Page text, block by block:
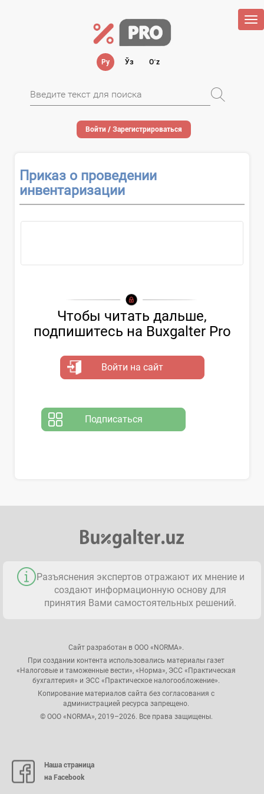
Ру Ўз Oʻz
Войти / Зарегистрироваться
Приказ о проведении
инвентаризации
Чтобы читать дальше,
подпишитесь на Buxgalter Pro
Войти на сайт
Подписаться
Разъяснения экспертов отражают их мнение и
создают информационную основу для
принятия Вами самостоятельных решений.
Сайт разработан в ООО «NORMA».
При создании контента использовались материалы газет
«Налоговые и таможенные вести», «Норма», ЭСС «Практическая
бухгалтерия» и ЭСС «Практическое налогообложение».
Копирование материалов сайта без согласования с
администрацией ресурса запрещено.
© ООО «NORMA», 2019–2026. Все права защищены.
Наша страница
на Facebook